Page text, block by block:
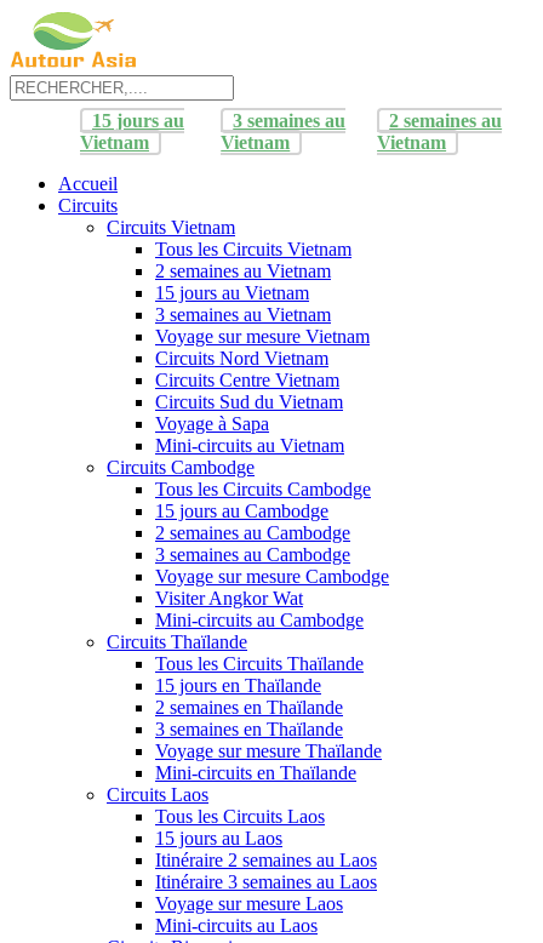
15 jours au
Vietnam
3 semaines au
Vietnam
2 semaines au
Vietnam
Accueil
Circuits
Circuits Vietnam
Tous les Circuits Vietnam
2 semaines au Vietnam
15 jours au Vietnam
3 semaines au Vietnam
Voyage sur mesure Vietnam
Circuits Nord Vietnam
Circuits Centre Vietnam
Circuits Sud du Vietnam
Voyage à Sapa
Mini-circuits au Vietnam
Circuits Cambodge
Tous les Circuits Cambodge
15 jours au Cambodge
2 semaines au Cambodge
3 semaines au Cambodge
Voyage sur mesure Cambodge
Visiter Angkor Wat
Mini-circuits au Cambodge
Circuits Thaïlande
Tous les Circuits Thaïlande
15 jours en Thaïlande
2 semaines en Thaïlande
3 semaines en Thaïlande
Voyage sur mesure Thaïlande
Mini-circuits en Thaïlande
Circuits Laos
Tous les Circuits Laos
15 jours au Laos
Itinéraire 2 semaines au Laos
Itinéraire 3 semaines au Laos
Voyage sur mesure Laos
Mini-circuits au Laos